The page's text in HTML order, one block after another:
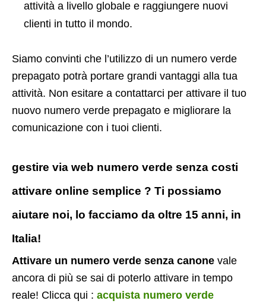
attività a livello globale e raggiungere nuovi
clienti in tutto il mondo.
Siamo convinti che l’utilizzo di un numero verde
prepagato potrà portare grandi vantaggi alla tua
attività. Non esitare a contattarci per attivare il tuo
nuovo numero verde prepagato e migliorare la
comunicazione con i tuoi clienti.
gestire via web numero verde senza costi
attivare online semplice ? Ti possiamo
aiutare noi, lo facciamo da oltre 15 anni, in
Italia!
Attivare un numero verde senza canone vale
ancora di più se sai di poterlo attivare in tempo
reale! Clicca qui : acquista numero verde